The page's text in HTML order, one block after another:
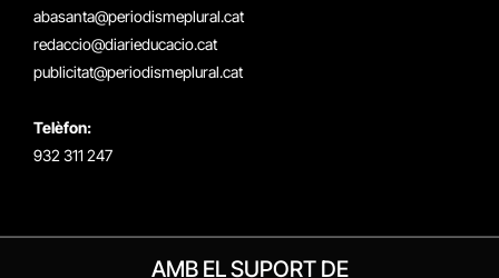
abasanta@periodismeplural.cat
redaccio@diarieducacio.cat
publicitat@periodismeplural.cat
Telèfon:
932 311 247
AMB EL SUPORT DE